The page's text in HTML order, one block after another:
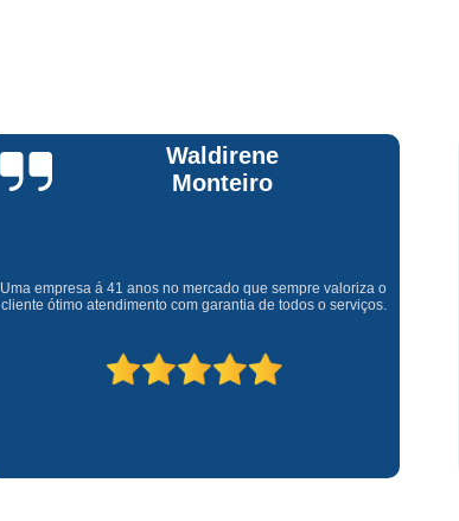
Assistencia Tecnica Forno Microondas
Assistencia Tecnica Microondas
Conserto de Maquina de Lavar
Conserto Maquina de Lavar
Maquina de Lavar Conserto
Claúdia
Andrullis
telefônico (q hj infelizmente é um problema), e a eficiência do
técnico Sr Henrique na solução do problema da minha lava e
seca q minha família não vive mais sem. #recomendo os